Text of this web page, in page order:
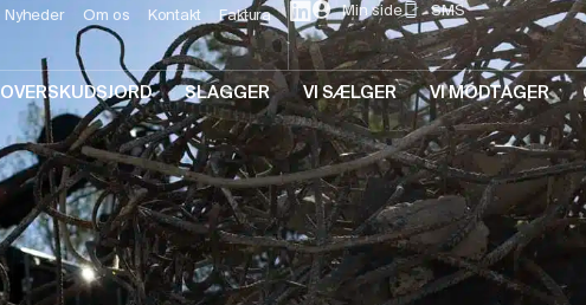
Nyheder Om os Kontakt Faktura Min side SMS
OVERSKUDSJORD SLAGGER VI SÆLGER VI MODTAGER